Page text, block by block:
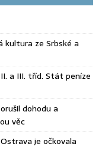
kultura ze Srbské a
a III. tříd. Stát peníze
dohodu a
věc
je očkovala